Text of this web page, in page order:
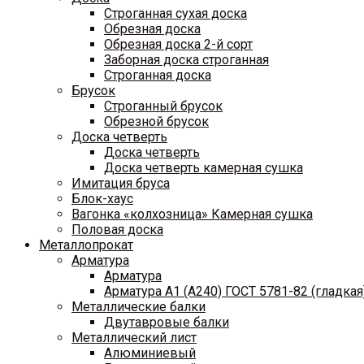
Строганная сухая доска
Обрезная доска
Обрезная доска 2-й сорт
Заборная доска строганная
Строганная доска
Брусок
Строганный брусок
Обрезной брусок
Доска четверть
Доска четверть
Доска четверть камерная сушка
Имитация бруса
Блок-хаус
Вагонка «колхозница» Камерная сушка
Половая доска
Металлопрокат
Арматура
Арматура
Арматура A1 (A240) ГОСТ 5781-82
Металлические балки
Двутавровые балки
Металлический лист
Алюминиевый